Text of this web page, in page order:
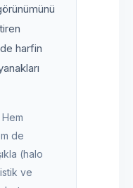
harfin
Hem
de
(halo
ve